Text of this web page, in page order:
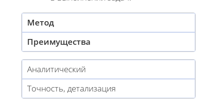
Метод
Преимущества
Аналитический
Точность, детализация